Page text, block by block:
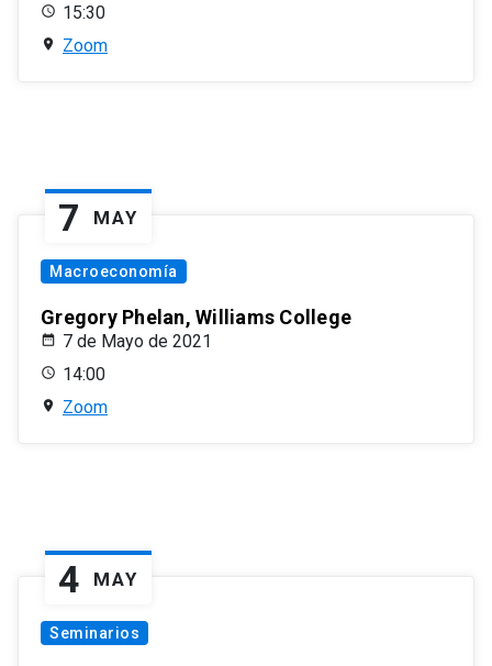
15:30
Zoom
7 MAY
Macroeconomía
Gregory Phelan, Williams College
7 de Mayo de 2021
14:00
Zoom
4 MAY
Seminarios